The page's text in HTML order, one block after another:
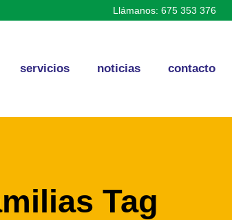
Llámanos: 675 353 376
servicios noticias contacto
Tag